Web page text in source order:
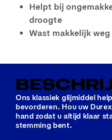
Helpt bij
droogte
Wast makkelijk
Ons klassiek glijmiddel
bevorderen. Hou uw
hand zodat u altijd klaar
stemming bent.